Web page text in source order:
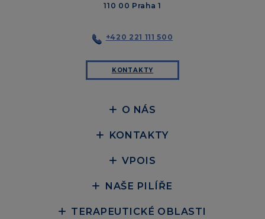
110 00 Praha 1
+420 221 111 500
KONTAKTY
O NÁS
KONTAKTY
VPOIS
NAŠE PILÍŘE
TERAPEUTICKÉ OBLASTI